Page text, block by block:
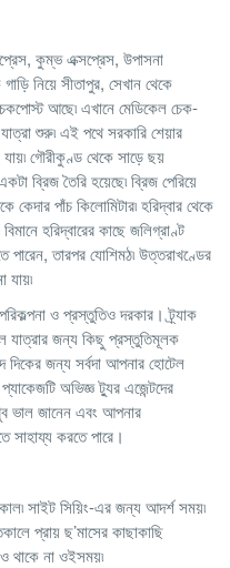
কুম্ভ এক্সপ্রেস, উপাসনা
নিয়ে সীতাপুর, সেখান থেকে
আছে৷ এখানে মেডিকেল চেক-
শুরু৷ এই পথে সরকারি শেয়ার
গৌরীকুণ্ড থেকে সাড়ে ছয়
ব্রিজ তৈরি হয়েছে৷ ব্রিজ পেরিয়ে
কেদার পাঁচ কিলোমিটার৷ হরিদ্বার থেকে
হরিদ্বারের কাছে জলিগ্রাণ্ট
তারপর যোশিমঠ৷ উত্তরাখণ্ডের
যায়৷
ও প্রস্তুতিও দরকার। ট্র্যাক
যাত্রার জন্য কিছু প্রস্তুতিমূলক
দিকের জন্য সর্বদা আপনার হোটেল
অভিজ্ঞ ট্যুর এজেন্টদের
ভাল জানেন এবং আপনার
সাহায্য করতে পারে।
সাইট সিয়িং-এর জন্য আদর্শ সময়৷
প্রায় ছ’মাসের কাছাকাছি
থাকে না ওইসময়৷